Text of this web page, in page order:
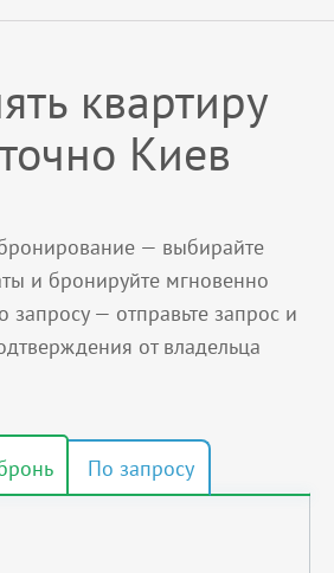
квартиру
Киев
— выбирайте
и бронируйте мгновенно
запросу — отправьте запрос и
от владельца